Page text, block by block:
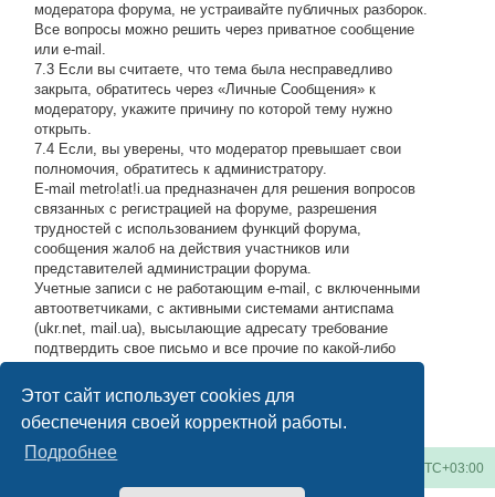
Этот сайт использует cookies для
обеспечения своей корректной работы.
Подробнее
модератора форума, не устраивайте публичных разборок.
Все вопросы можно решить через приватное сообщение
или e-mail.
7.3 Если вы считаете, что тема была несправедливо
закрыта, обратитесь через «Личные Сообщения» к
модератору, укажите причину по которой тему нужно
открыть.
7.4 Если, вы уверены, что модератор превышает свои
полномочия, обратитесь к администратору.
E-mail metro!at!i.ua предназначен для решения вопросов
связанных с регистрацией на форуме, разрешения
трудностей с использованием функций форума,
сообщения жалоб на действия участников или
представителей администрации форума.
Учетные записи с не работающим e-mail, с включенными
автоответчиками, с активными системами антиспама
(ukr.net, mail.ua), высылающие адресату требование
подтвердить свое письмо и все прочие по какой-либо
высылающие мусор на адрес администрации, будут
блокироваться по усмотрению администратора.
UTC+03:00